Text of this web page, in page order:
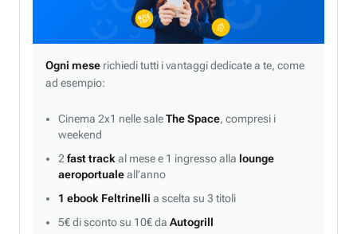
Ogni mese richiedi tutti i vantaggi dedicate a te, come
ad esempio:
Cinema 2x1 nelle saleThe Space, compresi i
weekend
2 fast track al mese e 1 ingresso alla lounge
aeroportualeall’anno
1 ebook Feltrinelli a scelta su 3 titoli
5€ di sconto su 10€ da Autogrill